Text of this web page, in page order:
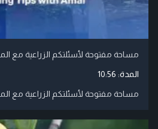
مساحة مفتوحة لأسئلتكم الزراعية مع
المدة: 10:56
مساحة مفتوحة لأسئلتكم الزراعية مع